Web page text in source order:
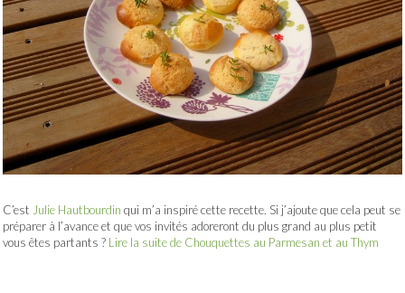
C’est Julie Hautbourdin qui m’a inspiré cette recette. Si j’ajoute que cela peut se
préparer à l’avance et que vos invités adoreront du plus grand au plus petit
vous êtes partants ? Lire la suite de Chouquettes au Parmesan et au Thym